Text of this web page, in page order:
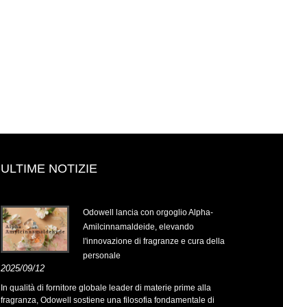
ULTIME NOTIZIE
Odowell lancia con orgoglio Alpha-
Amilcinnamaldeide, elevando
l'innovazione di fragranze e cura della
personale
2025/09/12
In qualità di fornitore globale leader di materie prime alla
fragranza, Odowell sostiene una filosofia fondamentale di